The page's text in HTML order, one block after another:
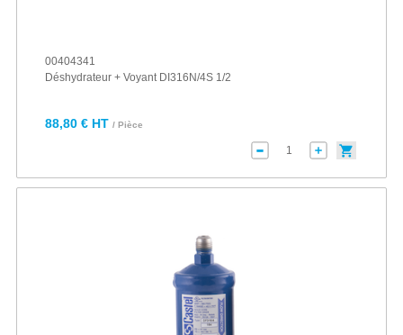
00404341
Déshydrateur + Voyant DI316N/4S 1/2
88,80 € HT / Pièce